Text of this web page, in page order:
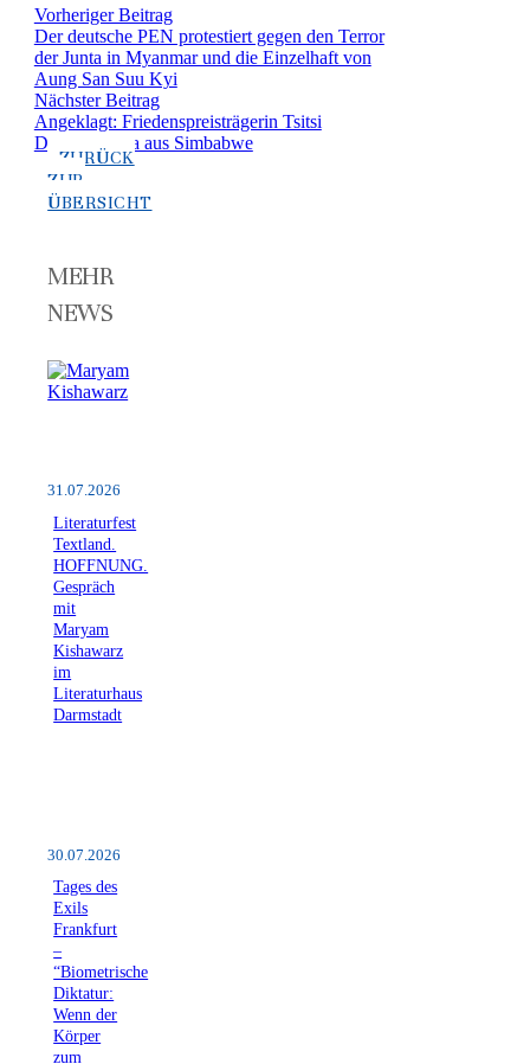
Vorheriger Beitrag
Der deutsche PEN protestiert gegen den Terror
der Junta in Myanmar und die Einzelhaft von
Aung San Suu Kyi
Nächster Beitrag
Angeklagt: Friedenspreisträgerin Tsitsi
Dangarembga aus Simbabwe
ZURÜCK
ZUR
ÜBERSICHT
MEHR
NEWS
31.07.2026
Literaturfest
Textland.
HOFFNUNG.
Gespräch
mit
Maryam
Kishawarz
im
Literaturhaus
Darmstadt
30.07.2026
Tages des
Exils
Frankfurt
–
“Biometrische
Diktatur:
Wenn der
Körper
zum